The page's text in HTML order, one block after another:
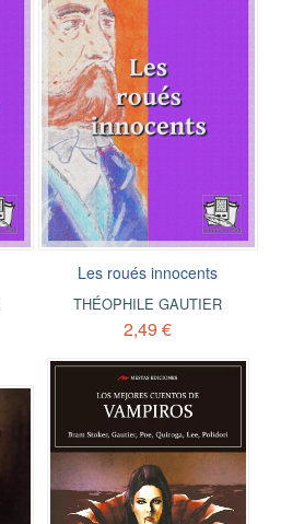
Les roués innocents
THÉOPHILE GAUTIER
2,49 €